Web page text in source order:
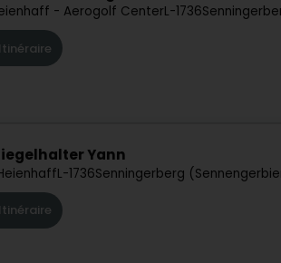
- Aerogolf CenterL-1736
Itinéraire
Yann
L-1736Senningerberg
Itinéraire